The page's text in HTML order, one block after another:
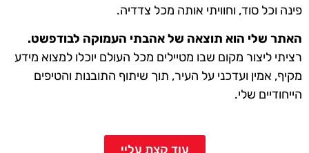
פינה וכל סוד, וחוויתי אותה מכל צדדיה.
האתר שלי הוא תוצאה של אהבתי העמוקה לבודפשט.
רציתי ליצור מקום שבו מטיילים מכל העולם יוכלו למצוא מידע
מקיף, אמין ועדכני על העיר, תוך שיתוף התובנות והטיפים
הייחודיים שלי.
עוד קצת עליי